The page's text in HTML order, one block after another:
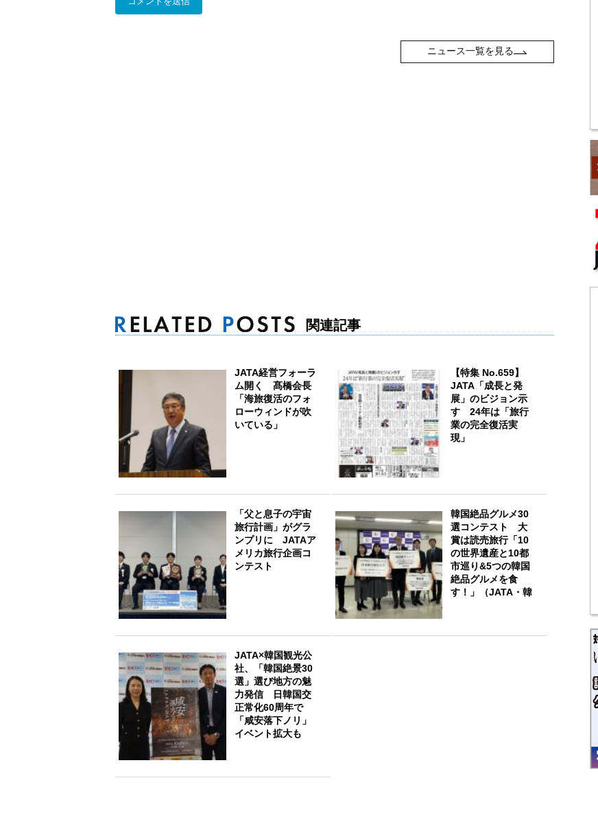
ニュース一覧を見る
関連記事
JATA経営フォーラ
ム開く 髙橋会長
「海旅復活のフォ
ローウィンドが吹
いている」
【特集 No.659】
JATA「成長と発
展」のビジョン示
す 24年は「旅行
業の完全復活実
現」
「父と息子の宇宙
旅行計画」がグラ
ンプリに JATAア
メリカ旅行企画コ
ンテスト
韓国絶品グルメ30
選コンテスト 大
賞は読売旅行「10
の世界遺産と10都
市巡り&5つの韓国
絶品グルメを食
す！」（JATA・韓
JATA×韓国観光公
社、「韓国絶景30
選」選び地方の魅
力発信 日韓国交
正常化60周年で
「咸安落下ノリ」
イベント拡大も